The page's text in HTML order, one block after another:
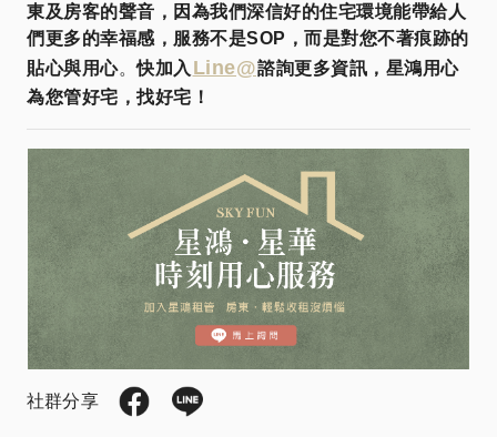
東及房客的聲音，因為我們深信好的住宅環境能帶給人
們更多的幸福感，服務不是SOP，而是對您不著痕跡的
貼心與用心。快加入 Line@諮詢更多資訊，星鴻用心
為您管好宅，找好宅！
社群分享